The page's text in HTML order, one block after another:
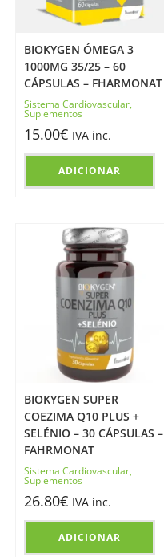
BIOKYGEN ÓMEGA 3
1000MG 35/25 – 60
CÁPSULAS – FHARMONAT
Sistema Cardiovascular,
Suplementos
15.00€ IVA inc.
ADICIONAR
BIOKYGEN SUPER
COEZIMA Q10 PLUS +
SELÉNIO – 30 CÁPSULAS –
FAHRMONAT
Sistema Cardiovascular,
Suplementos
26.80€ IVA inc.
ADICIONAR